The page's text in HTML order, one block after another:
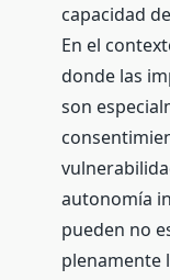
capacidad
En el
donde las
son
autonomía
pueden no
plenamente